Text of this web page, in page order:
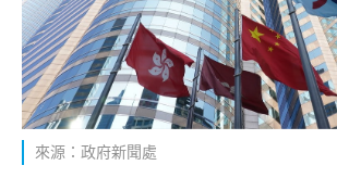
來源：政府新聞處